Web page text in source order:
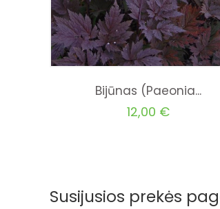
Bijūnas (Paeonia...
12,00 €
Susijusios prekės